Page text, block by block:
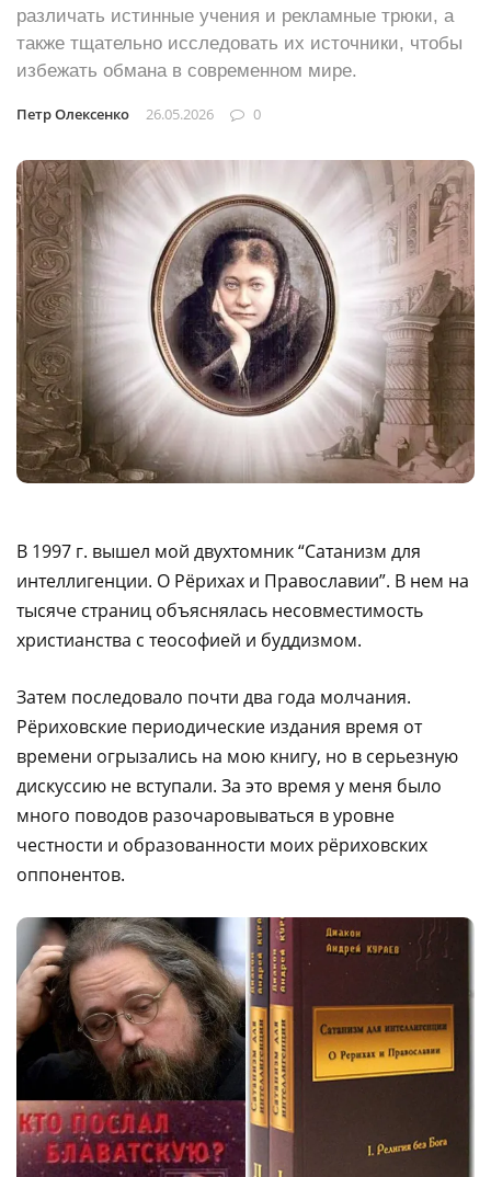
различать истинные учения и рекламные трюки, а
также тщательно исследовать их источники, чтобы
избежать обмана в современном мире.
Петр Олексенко 26.05.2026 0
В 1997 г. вышел мой двухтомник “Сатанизм для
интеллигенции. О Рёрихах и Православии”. В нем на
тысяче страниц объяснялась несовместимость
христианства с теософией и буддизмом.
Затем последовало почти два года молчания.
Рёриховские периодические издания время от
времени огрызались на мою книгу, но в серьезную
дискуссию не вступали. За это время у меня было
много поводов разочаровываться в уровне
честности и образованности моих рёриховских
оппонентов.